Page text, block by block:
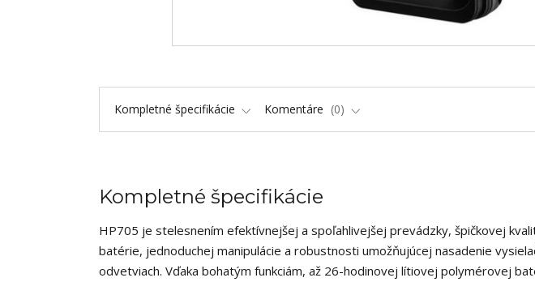
Kompletné špecifikácie Komentáre 0
Kompletné špecifikácie
HP705 je stelesnením efektívnejšej a spoľahlivejšej prevádzky, špičkovej
batérie, jednoduchej manipulácie a robustnosti umožňujúcej nasadenie
odvetviach. Vďaka bohatým funkciám, až 26-hodinovej lítiovej polymérovej